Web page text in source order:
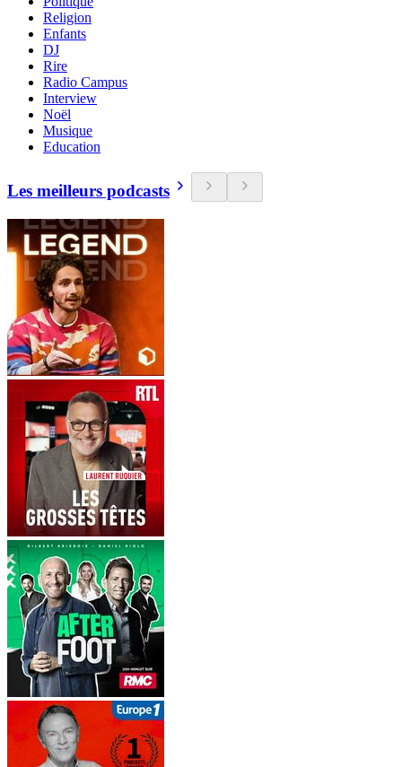
Religion
Enfants
DJ
Rire
Radio Campus
Interview
Noël
Musique
Education
Les meilleurs podcasts